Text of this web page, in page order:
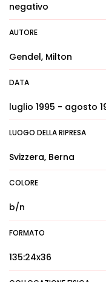
negativo
AUTORE
Gendel, Milton
DATA
luglio 1995 - agosto
LUOGO DELLA RIPRESA
Svizzera, Berna
COLORE
b/n
FORMATO
135:24x36